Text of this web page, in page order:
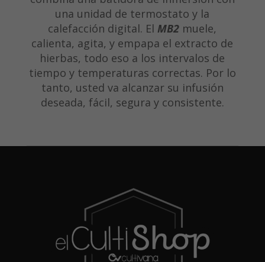
una unidad de termostato y la
calefacción digital. El MB2 muele,
calienta, agita, y empapa el extracto de
hierbas, todo eso a los intervalos de
tiempo y temperaturas correctas. Por lo
tanto, usted va alcanzar su infusión
deseada, fácil, segura y consistente.